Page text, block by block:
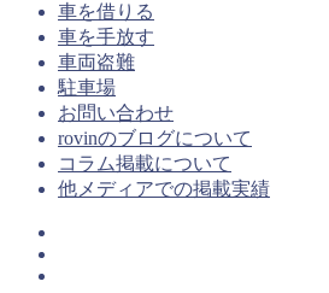
車を借りる
車を手放す
車両盗難
駐車場
お問い合わせ
rovinのブログについて
コラム掲載について
他メディアでの掲載実績